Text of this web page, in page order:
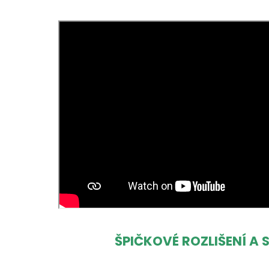
ŠPIČKOVÉ ROZLIŠENÍ A